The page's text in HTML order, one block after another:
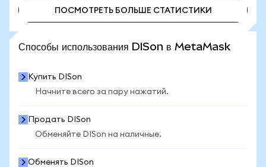
ПОСМОТРЕТЬ БОЛЬШЕ СТАТИСТИКИ
Способы использования DISon в MetaMask
Купить DISon
Начните всего за пару нажатий.
Продать DISon
Обменяйте DISon на наличные.
Обменять DISon